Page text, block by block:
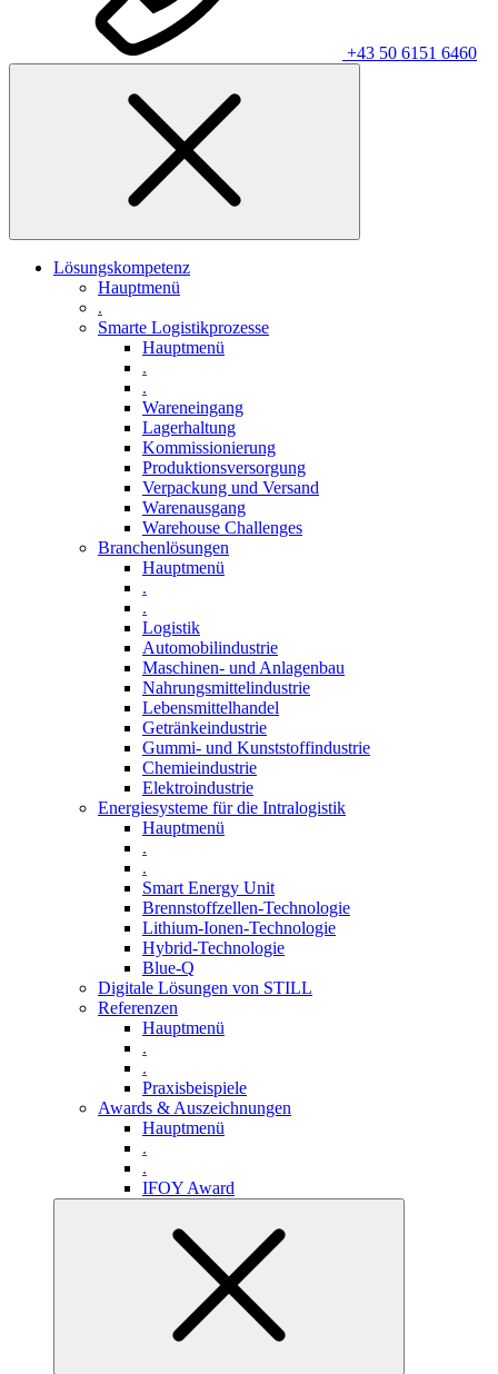
+43 50 6151 6460
Lösungskompetenz
Hauptmenü
.
Smarte Logistikprozesse
Hauptmenü
.
.
Wareneingang
Lagerhaltung
Kommissionierung
Produktionsversorgung
Verpackung und Versand
Warenausgang
Warehouse Challenges
Branchenlösungen
Hauptmenü
.
.
Logistik
Automobilindustrie
Maschinen- und Anlagenbau
Nahrungsmittelindustrie
Lebensmittelhandel
Getränkeindustrie
Gummi­- und Kunststoffindustrie
Chemieindustrie
Elektroindustrie
Energiesysteme für die Intralogistik
Hauptmenü
.
.
Smart Energy Unit
Brennstoffzellen-Technologie
Lithium-Ionen-Technologie
Hybrid-Technologie
Blue-Q
Digitale Lösungen von STILL
Referenzen
Hauptmenü
.
.
Praxisbeispiele
Awards & Auszeichnungen
Hauptmenü
.
.
IFOY Award